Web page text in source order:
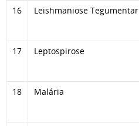
16 Leishmaniose Tegumentar
17 Leptospirose
18 Malária